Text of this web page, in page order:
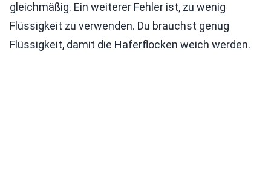
gleichmäßig. Ein weiterer Fehler ist, zu wenig
Flüssigkeit zu verwenden. Du brauchst genug
Flüssigkeit, damit die Haferflocken weich werden.